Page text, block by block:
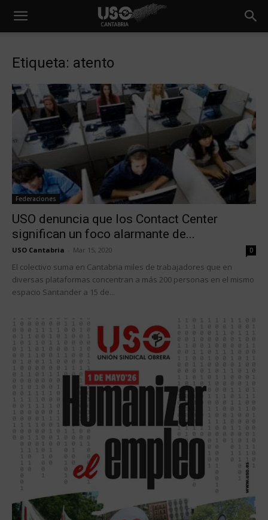
Etiqueta: atento
Federaciones
USO denuncia que los Contact Center
significan un foco alarmante de...
USO Cantabria Mar 15, 2020 0
El colectivo suma en Cantabria miles de trabajadores que en
diversas plataformas concentran a más 200 personas en el mismo
espacio Santander a 15 de...